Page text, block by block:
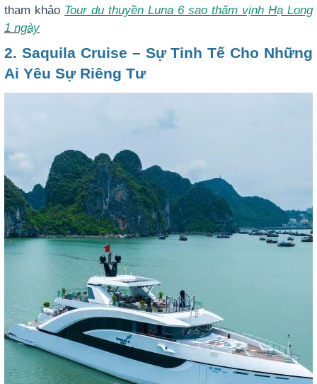
tham khảo Tour du thuyền Luna 6 sao thăm vịnh Hạ Long
1 ngày
2. Saquila Cruise – Sự Tinh Tế Cho Những
Ai Yêu Sự Riêng Tư